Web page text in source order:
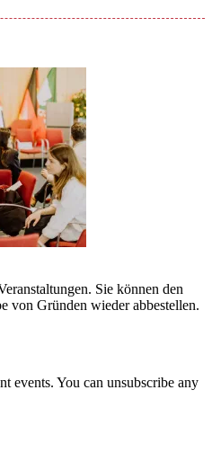
Sie können den
von Gründen wieder abbestellen.
events. You can unsubscribe any